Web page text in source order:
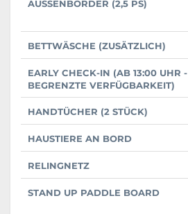
AUSSENBORDER (2,5 PS)
BETTWÄSCHE (ZUSÄTZLICH)
EARLY CHECK-IN (AB 13:00 UHR -
BEGRENZTE VERFÜGBARKEIT)
HANDTÜCHER (2 STÜCK)
HAUSTIERE AN BORD
RELINGNETZ
STAND UP PADDLE BOARD